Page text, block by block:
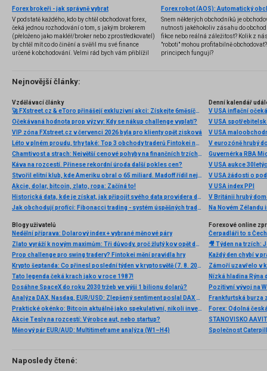
Forex brokeři - jak správně vybrat
V podstatě každého, kdo by chtěl obchodovat forex,
čeká jednou rozhodování o tom, s jakým brokerem
(přeloženo jako makléř/broker nebo zprostředkovatel)
by chtěl mít co do činění a svěřil mu své finance
určené k obchodování. Velmi rád bych vám přiblížil
několik příkladů nejznámějších z nich.
Snem některých obchodníků je
nutnosti jakéhokoliv zásahu do
fikce nebo reálná záležitost? Kolik z
"roboti" mohou profitabilně
principech fungují?
Nejnovější články:
Vzdělávací články
🚀 FXstreet.cz & eToro přinášejí exkluzivní akci: Získejte 6měsíční členství ve VIP zóně ZDARMA
Očekávaná hodnota prop výzvy: Kdy se nákup challenge vyplatí?
VIP zóna FXstreet.cz v červenci 2026 byla pro klienty opět zisková
Léto v plném proudu, trhy také: Top 3 obchody traderů Fintokei na indexech a zlatě
Chamtivost a strach: Největší cenové pohyby na finančních trzích (červenec 2026)
Káva na rozcestí. Přinese rekordní úroda další pokles cen?
Stvořil elitní klub, kde Ameriku obral o 65 miliard. Madoff řídil největší Ponzi dějin
Akcie, dolar, bitcoin, zlato, ropa: Začíná to!
Historická data, kde je získat, jak připojit svého data providera do MultiCharts a proč je budeme potřebovat? (4. díl)
Jak obchodují profíci: Fibonacci trading - systém úspěšných traderů
Denní kalendář
V USA inflační
V USA
V USA
V eurozóně hrubý
Guvernérka RBA
V USA aukce
V USA žádosti o
V USA index PPI
V Británii hrubý
Na Novém Zélandu
Blogy uživatelů
Nedělní příprava: Dolarový index + vybrané měnové páry
Zlato vyráží k novým maximům: Tři důvody, proč žlutý kov opět dominuje
Prop challenge pro swing tradery? Fintokei mění pravidla hry
Krypto šeptanda: Co přinesl poslední týden v kryptosvětě (7. 8. 2026)
Tato legenda čeká krach jako v roce 1987!
Dosáhne SpaceX do roku 2030 tržeb ve výši 1 bilionu dolarů?
Analýza DAX, Nasdaq, EUR/USD: Zlepšený sentiment poslal DAX na nová maxima
Praktické okénko: Bitcoin aktuálně jako spekulativní, nikoli investiční aktivum
Akcie Tesly na rozcestí: Výrobce aut, nebo startup?
Měnový pár EUR/AUD: Multitimeframe analýza (W1–H4)
Forexové online
Nízká hladina
Pozitivní vývoj na
Frankfurtská burza
Naposledy čtené: